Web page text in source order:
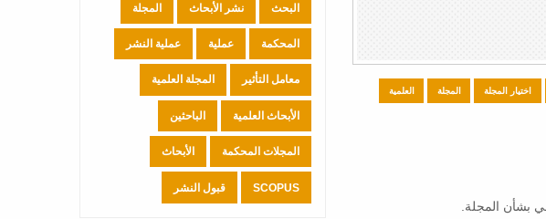
اختيار المجلة المجلة العلمية
بشأن المجلة.
البحث نشر الأبحاث المجلة
المحكمة عملية عملية النشر
معامل التأثير المجلة العلمية
الأبحاث العلمية الباحثين
المجلات المحكمة الأبحاث
SCOPUS قبول النشر